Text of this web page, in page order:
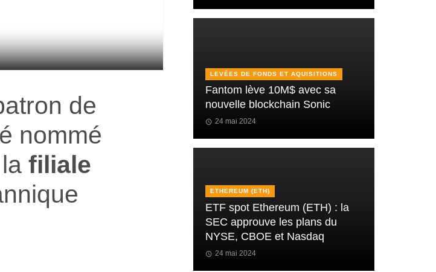
de
nommé
filiale
LEVÉES DE FONDS ET AQUISITIONS
Fantom lève 10M$ avec sa
nouvelle blockchain Sonic
24 mai 2024
ETHEREUM (ETH)
ETF spot Ethereum (ETH) : la
SEC approuve les plans du
NYSE, CBOE et Nasdaq
24 mai 2024